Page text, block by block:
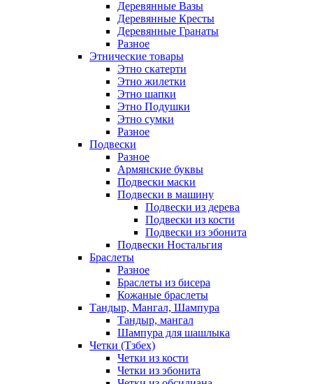
Деревянные Вазы
Деревянные Кресты
Деревянные Гранаты
Разное
Этнические товары
Этно скатерти
Этно жилетки
Этно шапки
Этно Подушки
Этно сумки
Разное
Подвески
Разное
Армянские буквы
Подвески маски
Подвески в машину
Подвески из дерева
Подвески из кости
Подвески из эбонита
Подвески Ностальгия
Браслеты
Разное
Браслеты из бисера
Кожаные браслеты
Тандыр, Мангал, Шампура
Тандыр, мангал
Шампура для шашлыка
Четки (Тзбех)
Четки из кости
Четки из эбонита